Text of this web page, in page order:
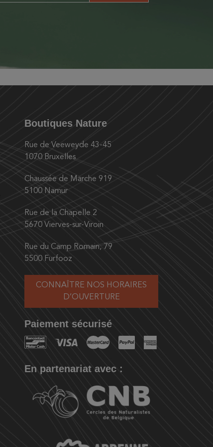
Boutiques Nature
Rue de Veeweyde 43-45
1070 Bruxelles
Chaussée de Marche 919
5100 Namur
Rue de la Chapelle 2
5670 Vierves-sur-Viroin
Rue du Camp Romain, 79
5500 Furfooz
CONNAÎTRE NOS HORAIRES
D’OUVERTURE
Paiement sécurisé
En partenariat avec :